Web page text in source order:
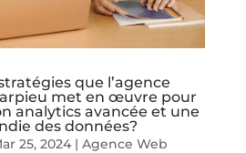
que l’agence
met en œuvre pour
analytics avancée et une
des données?
25, 2024| Agence Web